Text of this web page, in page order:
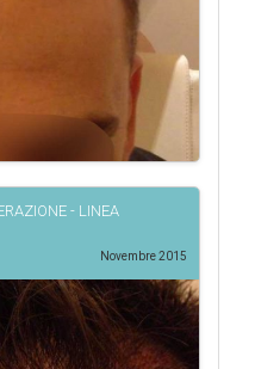
- LINEA
Novembre 2015